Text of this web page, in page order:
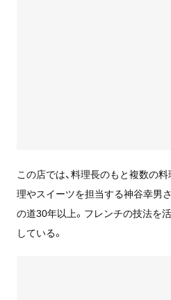
この店では、料理長のもと複数の
理やスイーツを担当する神谷幸男
の道30年以上。フレンチの技法を
している。